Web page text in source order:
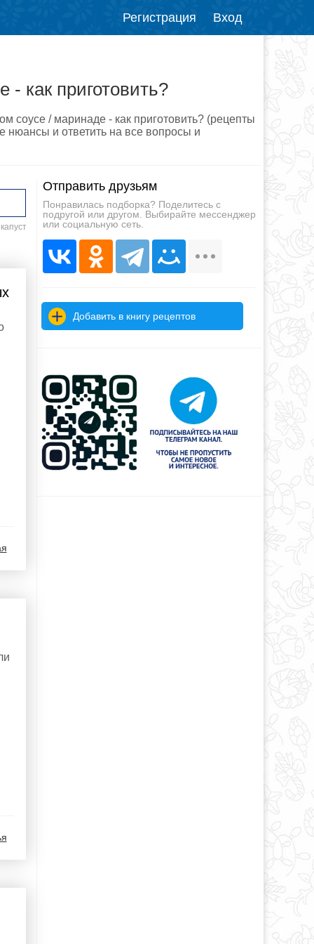
Регистрация Вход
как приготовить?
соусе / маринаде - как приготовить? (рецепты
нюансы и ответить на все вопросы и
Отправить друзьям
Понравилась подборка? Поделитесь с
подругой или другом. Выбирайте мессенджер
или социальную сеть.
Добавить в книгу рецептов